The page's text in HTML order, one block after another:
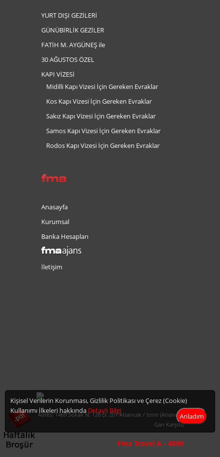
YURT DIŞI GEZİLERİ
GÜNÜBİRLİK GEZİLER
FATİH M. AYGÜNEŞ ile
30 AĞUSTOS ÖZEL
KAPI VİZESİ
Midilli Kapı Vizesi İçin Gereken Evraklar
Kos Kapı Vizesi İçin Gereken Evraklar
Sakız Kapı Vizesi İçin Gereken Evraklar
Samos Kapı Vizesi İçin Gereken Evraklar
Rodos Kapı Vizesi İçin Gereken Evraklar
Anasayfa
Kurumsal
Banka Hesapları
İletişim
Adres: 1469 Sokak N: 128 D: 201 Alsancak / İzmir (Alsancak
Garı Karşısı)
Fma Travel A - 4890
Kişisel Verilerin Korunması, Gizlilik Politikası ve Çerez (Cookie)
Kullanımı İlkeleri hakkında Detaylı Bilgi
Anladım